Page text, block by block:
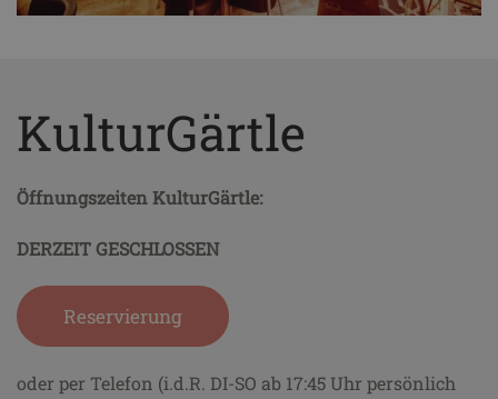
KulturGärtle
Öffnungszeiten KulturGärtle:
DERZEIT GESCHLOSSEN
Reservierung
oder per Telefon (i.d.R. DI-SO ab 17:45 Uhr persönlich